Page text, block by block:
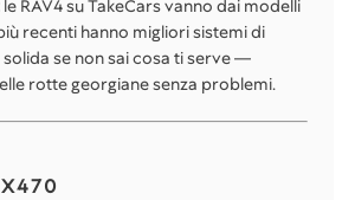
le RAV4 su TakeCars vanno dai modelli
recenti hanno migliori sistemi di
solida se non sai cosa ti serve —
rotte georgiane senza problemi.